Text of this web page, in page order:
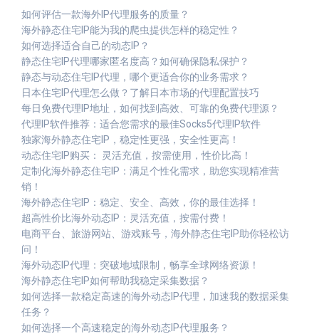
如何评估一款海外IP代理服务的质量？
海外静态住宅IP能为我的爬虫提供怎样的稳定性？
如何选择适合自己的动态IP？
静态住宅IP代理哪家匿名度高？如何确保隐私保护？
静态与动态住宅IP代理，哪个更适合你的业务需求？
日本住宅IP代理怎么做？了解日本市场的代理配置技巧
每日免费代理IP地址，如何找到高效、可靠的免费代理源？
代理IP软件推荐：适合您需求的最佳Socks5代理IP软件
独家海外静态住宅IP，稳定性更强，安全性更高！
动态住宅IP购买： 灵活充值，按需使用，性价比高！
定制化海外静态住宅IP：满足个性化需求，助您实现精准营
销！
海外静态住宅IP：稳定、安全、高效，你的最佳选择！
超高性价比海外动态IP：灵活充值，按需付费！
电商平台、旅游网站、游戏账号，海外静态住宅IP助你轻松访
问！
海外动态IP代理：突破地域限制，畅享全球网络资源！
海外静态住宅IP如何帮助我稳定采集数据？
如何选择一款稳定高速的海外动态IP代理，加速我的数据采集
任务？
如何选择一个高速稳定的海外动态IP代理服务？